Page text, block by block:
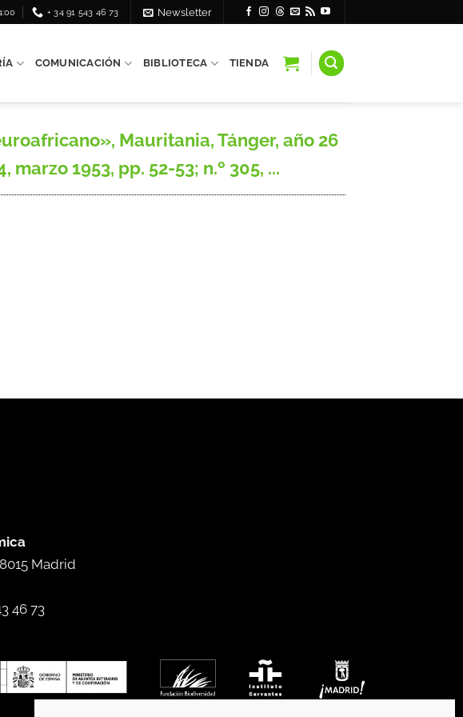
+ 34 91 543 46 73 Newsletter
COMUNICACIÓN BIBLIOTECA TIENDA
Mauritania, Tánger, año 26
1953, pp. 52-53; n.º 305, ...
Madrid
46 73